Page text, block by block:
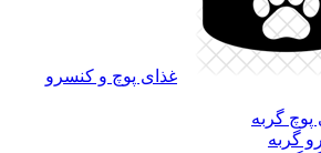
غذای پوچ و کنسرو
پوچ گربه
گربه